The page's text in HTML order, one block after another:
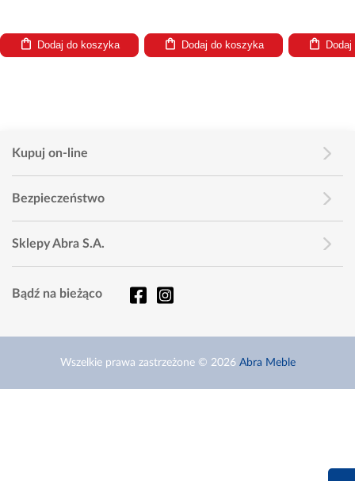
Dodaj do koszyka Dodaj do koszyka
Kupuj on-line
Bezpieczeństwo
Sklepy Abra S.A.
Bądź na bieżąco
Wszelkie prawa zastrzeżone © 2026 Abra Meble